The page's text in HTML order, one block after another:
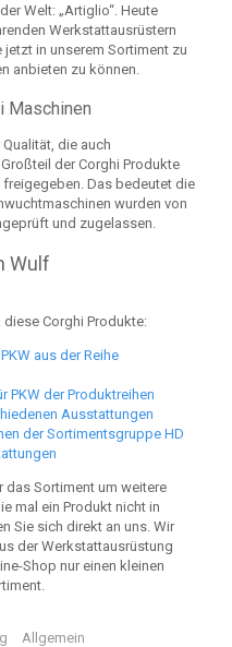
Welt: „Artiglio“. Heute
Werkstattausrüstern
in unserem Sortiment zu
anbieten zu können.
Maschinen
die auch
der Corghi Produkte
Das bedeutet die
wurden von
und zugelassen.
Wulf
diese Corghi Produkte:
aus der Reihe
PKW der Produktreihen
Ausstattungen
der Sortimentsgruppe HD
das Sortiment um weitere
mal ein Produkt nicht in
Sie sich direkt an uns. Wir
der Werkstattausrüstung
Shop nur einen kleinen
Allgemein